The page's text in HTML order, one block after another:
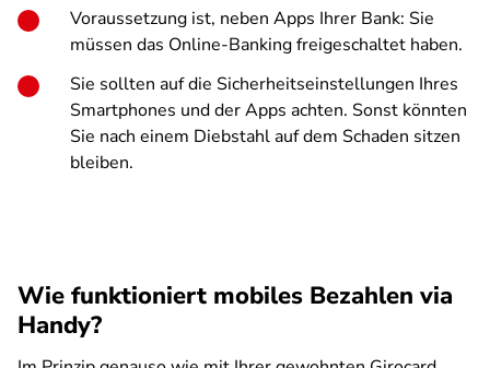
Voraussetzung ist, neben Apps Ihrer Bank: Sie
müssen das Online-Banking freigeschaltet haben.
Sie sollten auf die Sicherheitseinstellungen Ihres
Smartphones und der Apps achten. Sonst könnten
Sie nach einem Diebstahl auf dem Schaden sitzen
bleiben.
Wie funktioniert mobiles Bezahlen via
Handy?